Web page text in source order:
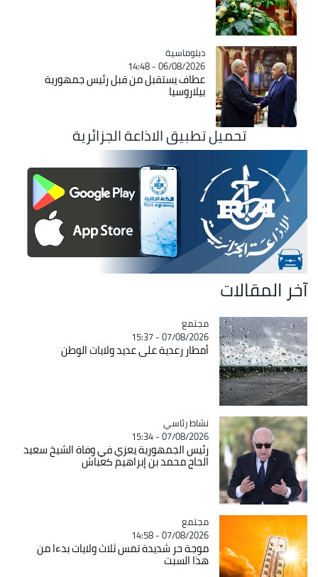
Catégorie
دبلوماسية
06/08/2026 - 14:48
عطاف يستقبل من قبل رئيس جمهورية
بيلاروسيا
تحميل تطبيق الاذاعة الجزائرية
آخر المقالات
Catégorie
مجتمع
07/08/2026 - 15:37
أمطار رعدية على عديد ولايات الوطن
Catégorie
نشاط رئاسي
07/08/2026 - 15:34
رئيس الجمهورية يعزي في وفاة الشيخ سعيد
الحاج محمد بن إبراهيم كعباش
Catégorie
مجتمع
07/08/2026 - 14:58
موجة حر شديدة تمس ثلاث ولايات بدءا من
هذا السبت